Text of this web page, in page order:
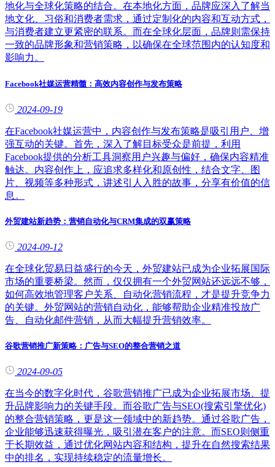
地化与全球化策略的结合。在本地化方面，品牌应深入了解当
地文化、习俗和消费者需求，通过定制化的内容和互动方式，
与消费者建立更紧密的联系。而在全球化层面，品牌则需保持
一致的品牌形象和营销策略，以确保在全球范围内的认知度和
影响力。
Facebook社媒运营精髓：高效内容创作与发布策略
2024-09-19
在Facebook社媒运营中，内容创作与发布策略是吸引用户、增
强互动的关键。首先，深入了解目标受众是前提，利用
Facebook提供的分析工具洞察用户兴趣与偏好，确保内容精准
触达。内容创作上，应追求多样化和原创性，结合文字、图
片、视频等多种形式，讲述引人入胜的故事，分享有价值的信
息。
外贸建站新趋势：营销自动化与CRM集成的双赢策略
2024-09-12
在全球化贸易日益盛行的今天，外贸建站已成为企业拓展国际
市场的重要桥梁。然而，仅仅拥有一个外贸网站还远远不够，
如何高效地管理客户关系、自动化营销流程，才是提升竞争力
的关键。外贸网站的营销自动化，能够帮助企业精准投放广
告、自动化邮件营销，从而大幅提升营销效率。
谷歌营销推广新策略：广告与SEO的整合营销之道
2024-09-05
在当今的数字化时代，谷歌营销推广已成为企业拓展市场、提
升品牌影响力的关键手段。而谷歌广告与SEO(搜索引擎优化)
的整合营销策略，更是这一领域中的新趋势。通过谷歌广告，
企业能够迅速获得曝光，吸引潜在客户的注意。而SEO则侧重
于长期效益，通过优化网站内容和结构，提升在自然搜索结果
中的排名，实现持续稳定的流量增长。